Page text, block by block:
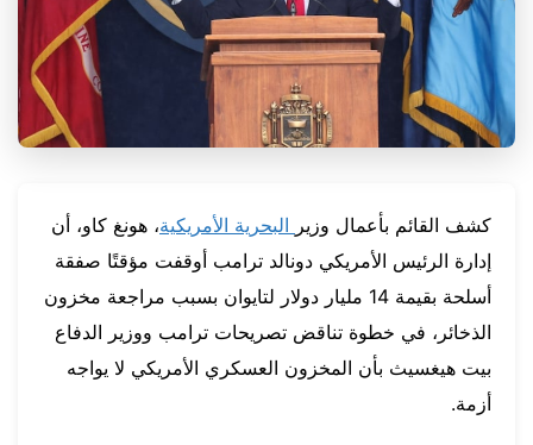
كشف القائم بأعمال وزير البحرية الأمريكية، هونغ كاو، أن
إدارة الرئيس الأمريكي دونالد ترامب أوقفت مؤقتًا صفقة
أسلحة بقيمة 14 مليار دولار لتايوان بسبب مراجعة مخزون
الذخائر، في خطوة تناقض تصريحات ترامب ووزير الدفاع
بيت هيغسيث بأن المخزون العسكري الأمريكي لا يواجه
أزمة.